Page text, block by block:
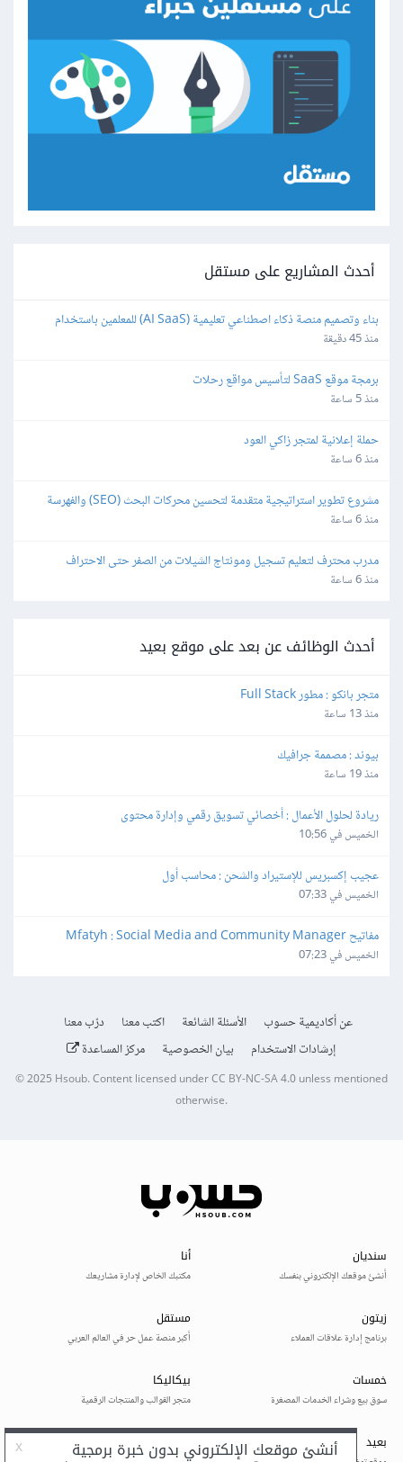
أحدث المشاريع على مستقل
Bubble.io
منذ 45 دقيقة
برمجة موقع SaaS لتأسيس مواقع رحلات
منذ 5 ساعة
حملة إعلانية لمتجر زاكي العود
منذ 6 ساعة
(Indexing)منذ 6 ساعة
مدرب محترف لتعليم تسجيل ومونتاج الشيلات من الصفر حتى الاحتراف
منذ 6 ساعة
أحدث الوظائف عن بعد على موقع بعيد
متجر بانكو : مطور Full Stack
منذ 13 ساعة
بيوند : مصممة جرافيك
منذ 19 ساعة
ريادة لحلول الأعمال : أخصائي تسويق رقمي وإدارة محتوى
الخميس في 10:56
عجيب إكسبريس للإستيراد والشحن : محاسب أول
الخميس في 07:33
مفاتيح Mfatyh : Social Media and Community Manager
الخميس في 07:23
عن أكاديمية حسوب الأسئلة الشائعة اكتب معنا
درّب معنا
إرشادات الاستخدام
بيان الخصوصية مركز المساعدة
© 2025 Hsoub.Content licensed underCC BY-NC-SA 4.0unless mentioned
otherwise.